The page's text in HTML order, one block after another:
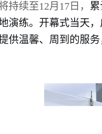
持续至12月17日 ，
演练。开幕式当天
供温馨、周到的服